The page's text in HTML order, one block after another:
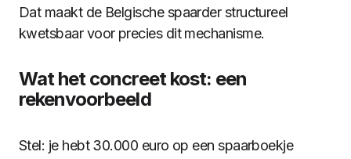
Dat maakt de Belgische spaarder structureel
kwetsbaar voor precies dit mechanisme.
Wat het concreet kost: een
rekenvoorbeeld
Stel: je hebt 30.000 euro op een spaarboekje